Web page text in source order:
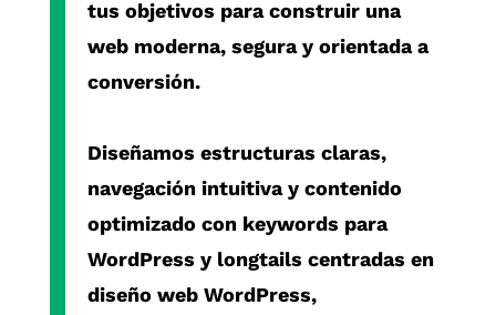
tus objetivos para construir una
web moderna, segura y orientada a
conversión.
Diseñamos estructuras claras,
navegación intuitiva y contenido
optimizado con keywords para
WordPress y longtails centradas en
diseño web WordPress,